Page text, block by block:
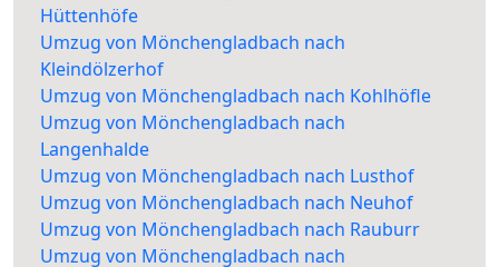
Hüttenhöfe
Umzug von Mönchengladbach nach
Kleindölzerhof
Umzug von Mönchengladbach nach Kohlhöfle
Umzug von Mönchengladbach nach
Langenhalde
Umzug von Mönchengladbach nach Lusthof
Umzug von Mönchengladbach nach Neuhof
Umzug von Mönchengladbach nach Rauburr
Umzug von Mönchengladbach nach